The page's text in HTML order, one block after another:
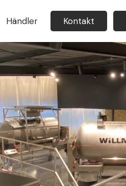
Händler Kontakt